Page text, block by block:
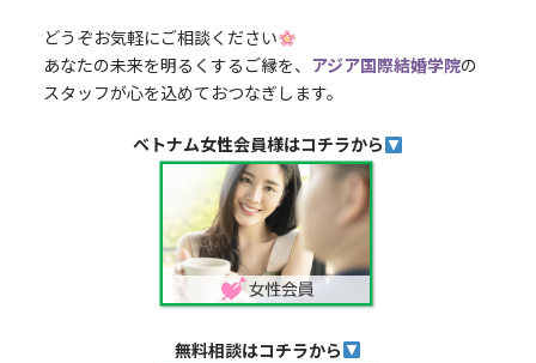
どうぞお気軽にご相談ください
あなたの未来を明るくするご縁を、 アジア国際結婚学院の
スタッフが心を込めておつなぎします。
ベトナム女性会員様はコチラから
無料相談はコチラから